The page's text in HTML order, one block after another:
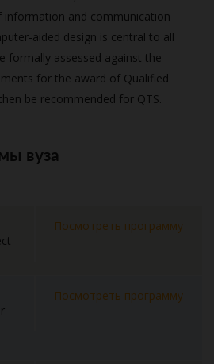
and communication
aided design is central to all
formally assessed against the
for the award of Qualified
be recommended for QTS.
вуза
Посмотреть программу
Посмотреть программу